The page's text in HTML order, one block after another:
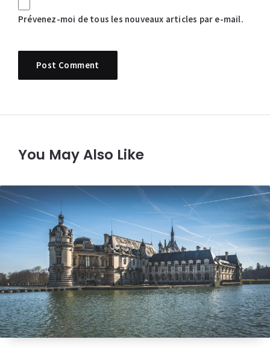
Prévenez-moi de tous les nouveaux articles par e-mail.
You May Also Like